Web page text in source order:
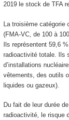
2019 le stock de TFA
La troisième catégorie
(FMA-VC, de 100 à
Ils représentent 59,6
radioactivité totale. Ils
d’installations
vêtements, des outils
liquides ou gazeux).
Du fait de leur durée
radioactivité, le risque